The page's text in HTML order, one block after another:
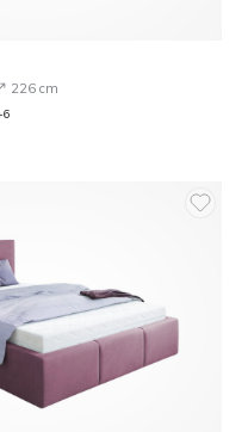
226 cm